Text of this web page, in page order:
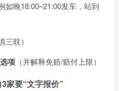
例如晚18:00–21:00发车，站到
三联）
项 （并解释免赔/赔付上限）
家要“文字报价”